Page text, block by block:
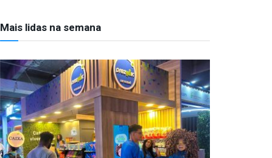
Mais lidas na semana